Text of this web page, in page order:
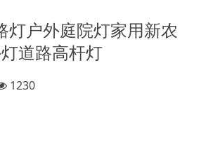
灯户外庭院灯家用新农
道路高杆灯
1230